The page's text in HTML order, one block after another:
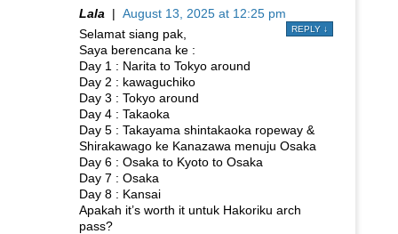
Lala | August 13, 2025 at 12:25 pm
REPLY ↓
Selamat siang pak,
Saya berencana ke :
Day 1 : Narita to Tokyo around
Day 2 : kawaguchiko
Day 3 : Tokyo around
Day 4 : Takaoka
Day 5 : Takayama shintakaoka ropeway &
Shirakawago ke Kanazawa menuju Osaka
Day 6 : Osaka to Kyoto to Osaka
Day 7 : Osaka
Day 8 : Kansai
Apakah it’s worth it untuk Hakoriku arch
pass?